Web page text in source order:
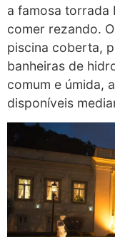
a famosa torrada
comer rezando.
piscina coberta,
banheiras de
comum e úmida,
disponíveis